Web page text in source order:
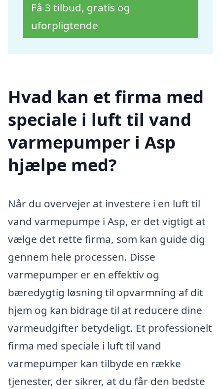
Få 3 tilbud, gratis og
uforpligtende
Hvad kan et firma med
speciale i luft til vand
varmepumper i Asp
hjælpe med?
Når du overvejer at investere i en luft til
vand varmepumpe i Asp, er det vigtigt at
vælge det rette firma, som kan guide dig
gennem hele processen. Disse
varmepumper er en effektiv og
bæredygtig løsning til opvarmning af dit
hjem og kan bidrage til at reducere dine
varmeudgifter betydeligt. Et professionelt
firma med speciale i luft til vand
varmepumper kan tilbyde en række
tjenester, der sikrer, at du får den bedste